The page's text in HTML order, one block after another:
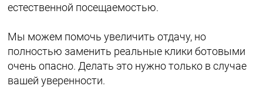
естественной посещаемостью.
Мы можем помочь увеличить отдачу, но
полностью заменить реальные клики ботовыми
очень опасно. Делать это нужно только в случае
вашей уверенности.